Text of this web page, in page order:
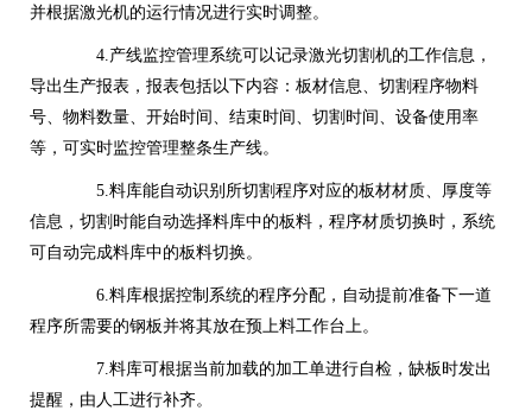
并根据激光机的运行情况进行实时调整。
4.产线监控管理系统可以记录激光切割机的工作信息，
导出生产报表，报表包括以下内容：板材信息、切割程序物料
号、物料数量、开始时间、结束时间、切割时间、设备使用率
等，可实时监控管理整条生产线。
5.料库能自动识别所切割程序对应的板材材质、厚度等
信息，切割时能自动选择料库中的板料，程序材质切换时，系统
可自动完成料库中的板料切换。
6.料库根据控制系统的程序分配，自动提前准备下一道
程序所需要的钢板并将其放在预上料工作台上。
7.料库可根据当前加载的加工单进行自检，缺板时发出
提醒，由人工进行补齐。